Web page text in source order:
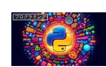
プログラミング